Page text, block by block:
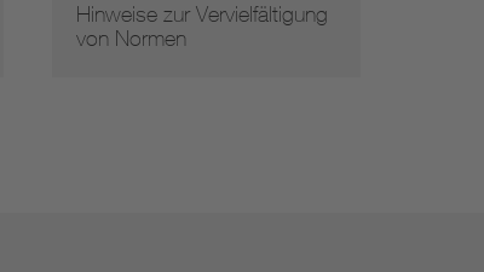
Hinweise zur Vervielfältigung
von Normen